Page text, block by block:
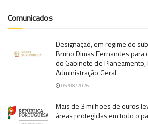
Comunicados
Designação, em regime de
Bruno Dimas Fernandes
do Gabinete de Planeamento,
Administração Geral
05/08/2026
Mais de 3 milhões de euros
áreas protegidas em todo o